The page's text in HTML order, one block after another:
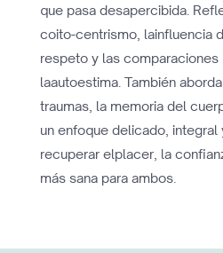
que pasa desapercibida.
coito-centrismo, lainfluencia
respeto y las comparaciones
laautoestima. También
traumas, la memoria del
un enfoque delicado,
recuperar elplacer, la
más sana para ambos.